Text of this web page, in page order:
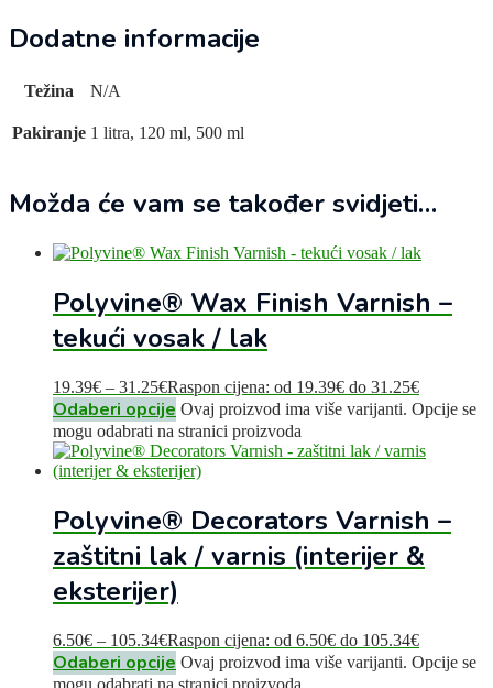
Dodatne informacije
Težina N/A
Pakiranje 1 litra, 120 ml, 500 ml
Možda će vam se također svidjeti…
Polyvine® Wax Finish Varnish –
tekući vosak / lak
19.39€ – 31.25€Raspon cijena: od 19.39€ do 31.25€
Odaberi opcije Ovaj proizvod ima više varijanti. Opcije se
mogu odabrati na stranici proizvoda
Polyvine® Decorators Varnish –
zaštitni lak / varnis (interijer &
eksterijer)
6.50€ – 105.34€Raspon cijena: od 6.50€ do 105.34€
Odaberi opcije Ovaj proizvod ima više varijanti. Opcije se
mogu odabrati na stranici proizvoda